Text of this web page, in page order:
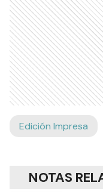
Edición Impresa
NOTAS